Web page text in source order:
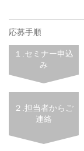
応募手順
１.セミナー申込
み
２.担当者からご
連絡